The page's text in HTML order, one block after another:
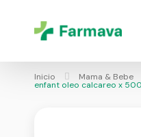
Inicio Mama & Bebe
enfant oleo calcareo x